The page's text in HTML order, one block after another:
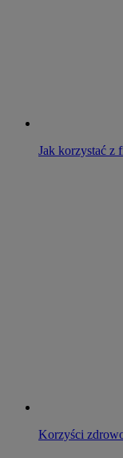
Jak korzystać z
Korzyści